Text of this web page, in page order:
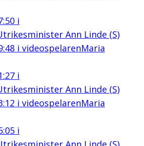
i
Ann Linde (S)
i videospelarenMaria
i
Ann Linde (S)
i videospelarenMaria
i